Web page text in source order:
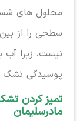
محلول های
سطحی را از
نیست، زیرا آب
پوسیدگی تشک
تمیز کردن
مادرسلیمان